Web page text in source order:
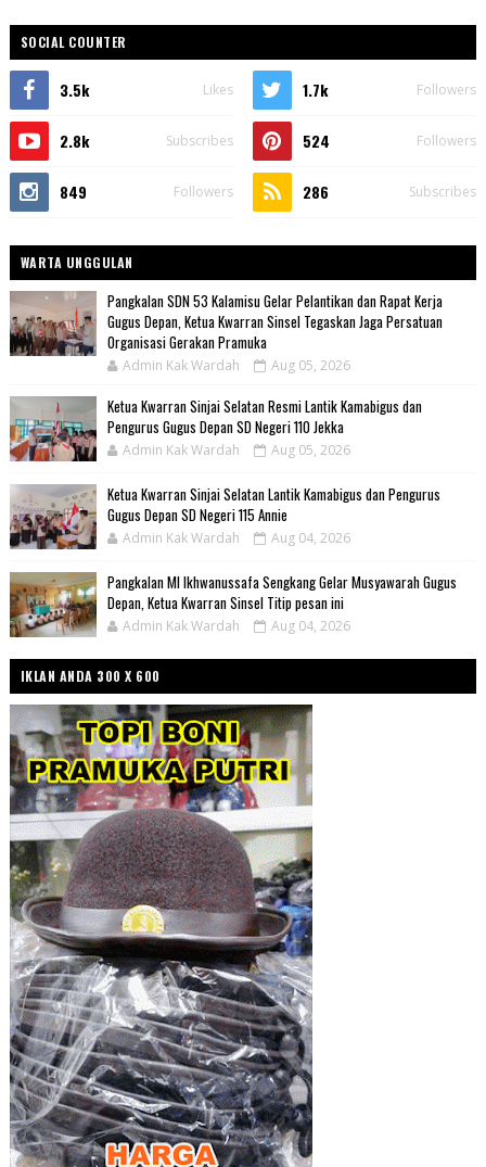
SOCIAL COUNTER
3.5k Likes 1.7k Followers
2.8k Subscribes 524 Followers
849 Followers 286 Subscribes
WARTA UNGGULAN
Pangkalan SDN 53 Kalamisu Gelar Pelantikan dan Rapat Kerja
Gugus Depan, Ketua Kwarran Sinsel Tegaskan Jaga Persatuan
Organisasi Gerakan Pramuka
Admin Kak Wardah Aug 05, 2026
Ketua Kwarran Sinjai Selatan Resmi Lantik Kamabigus dan
Pengurus Gugus Depan SD Negeri 110 Jekka
Admin Kak Wardah Aug 05, 2026
Ketua Kwarran Sinjai Selatan Lantik Kamabigus dan Pengurus
Gugus Depan SD Negeri 115 Annie
Admin Kak Wardah Aug 04, 2026
Pangkalan MI Ikhwanussafa Sengkang Gelar Musyawarah Gugus
Depan, Ketua Kwarran Sinsel Titip pesan ini
Admin Kak Wardah Aug 04, 2026
IKLAN ANDA 300 X 600